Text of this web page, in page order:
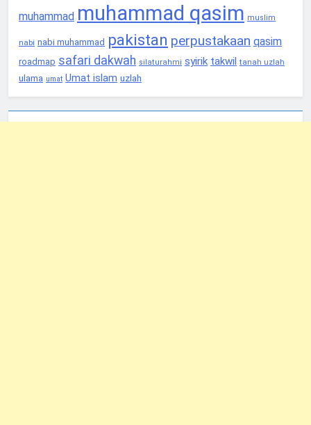
muhammad muhammad qasim muslim
nabi nabi muhammad pakistan perpustakaan qasim
roadmap safari dakwah silaturahmi syirik takwil tanah uzlah
ulama umat Umat islam uzlah